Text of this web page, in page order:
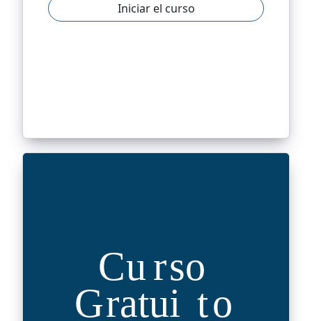
Iniciar el curso